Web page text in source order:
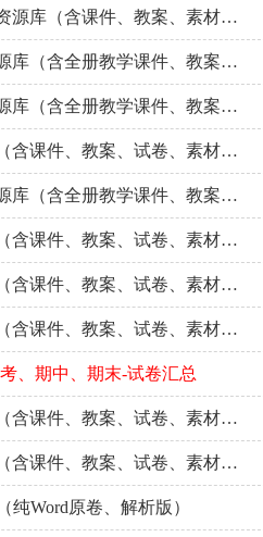
源库（含课件、教案、素材…
库（含全册教学课件、教案…
库（含全册教学课件、教案…
含课件、教案、试卷、素材…
库（含全册教学课件、教案…
含课件、教案、试卷、素材…
含课件、教案、试卷、素材…
含课件、教案、试卷、素材…
、期中、期末-试卷汇总
含课件、教案、试卷、素材…
含课件、教案、试卷、素材…
Word原卷、解析版）